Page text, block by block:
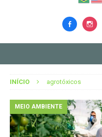
INÍCIO agrotóxicos
MEIO AMBIENTE